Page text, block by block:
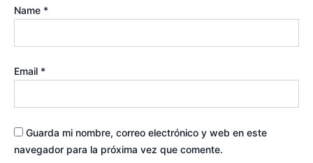
Name *
Email *
Guarda mi nombre, correo electrónico y web en este
navegador para la próxima vez que comente.